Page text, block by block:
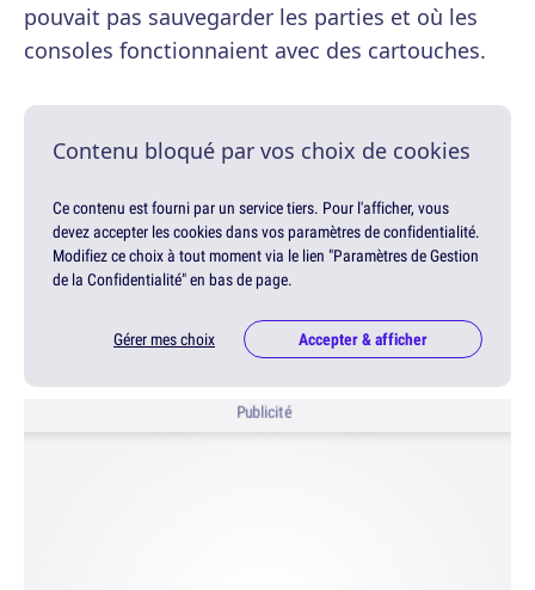
pouvait pas sauvegarder les parties et où les
consoles fonctionnaient avec des cartouches.
Contenu bloqué par vos choix de cookies
Ce contenu est fourni par un service tiers. Pour l'afficher, vous
devez accepter les cookies dans vos paramètres de confidentialité.
Modifiez ce choix à tout moment via le lien "Paramètres de Gestion
de la Confidentialité" en bas de page.
Gérer mes choix Accepter & afficher
Publicité